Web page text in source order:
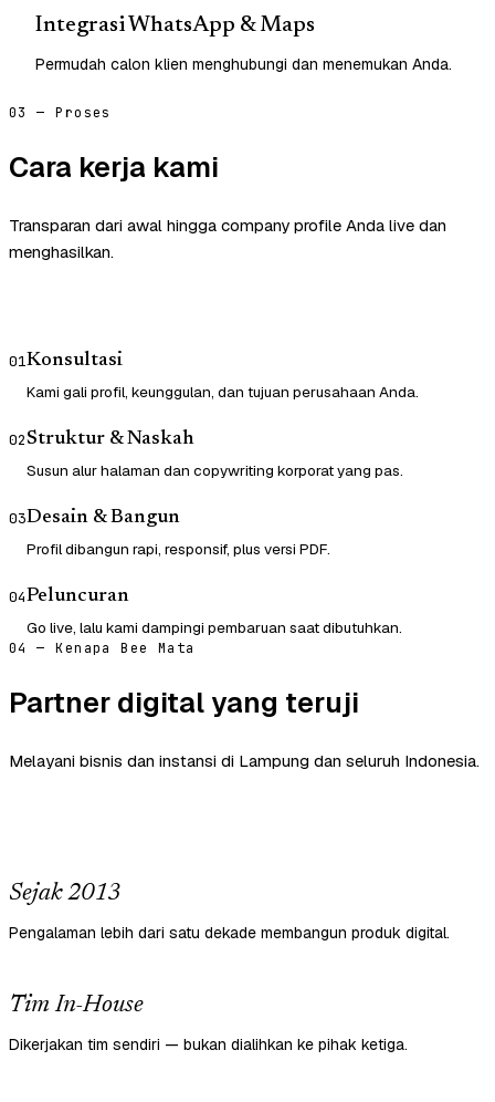
Integrasi WhatsApp & Maps
Permudah calon klien menghubungi dan menemukan Anda.
03 — Proses
Cara kerja kami
Transparan dari awal hingga company profile Anda live dan
menghasilkan.
01Konsultasi
Kami gali profil, keunggulan, dan tujuan perusahaan Anda.
02Struktur & Naskah
Susun alur halaman dan copywriting korporat yang pas.
03Desain & Bangun
Profil dibangun rapi, responsif, plus versi PDF.
04Peluncuran
Go live, lalu kami dampingi pembaruan saat dibutuhkan.
04 — Kenapa Bee Mata
Partner digital yang teruji
Melayani bisnis dan instansi di Lampung dan seluruh Indonesia.
Sejak 2013
Pengalaman lebih dari satu dekade membangun produk digital.
Tim In-House
Dikerjakan tim sendiri — bukan dialihkan ke pihak ketiga.